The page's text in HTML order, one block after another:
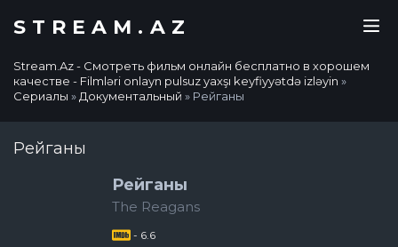
STREAM.AZ
Stream.Az - Смотреть фильм онлайн бесплатно в хорошем
качестве - Filmləri onlayn pulsuz yaxşı keyfiyyətdə izləyin »
Сериалы » Документальный » Рейганы
Рейганы
Рейганы
The Reagans
- 6.6